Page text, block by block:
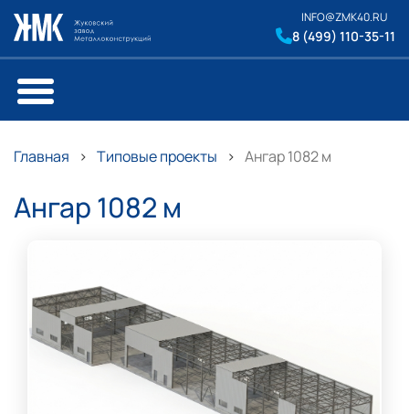
INFO@ZMK40.RU
8 (499) 110-35-11
Главная Типовые проекты Ангар 1082 м
Ангар 1082 м